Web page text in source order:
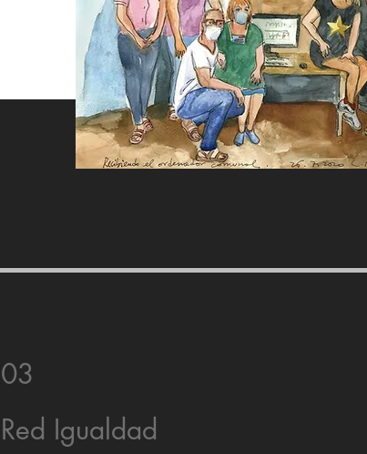
03
Red Igualdad